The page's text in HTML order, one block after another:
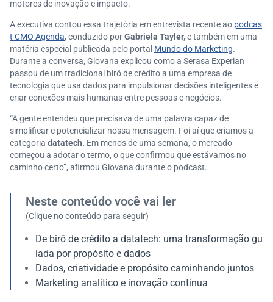
motores de inovação e impacto.
A executiva contou essa trajetória em entrevista recente ao podcas
t CMO Agenda, conduzido porGabriela Tayler,e também em uma
matéria especial publicada pelo portal Mundo do Marketing.
Durante a conversa, Giovana explicou como a Serasa Experian
passou de um tradicional birô de crédito a uma empresa de
tecnologia que usa dados para impulsionar decisões inteligentes e
criar conexões mais humanas entre pessoas e negócios.
“A gente entendeu que precisava de uma palavra capaz de
simplificar e potencializar nossa mensagem. Foi aí que criamos a
categoria datatech. Em menos de uma semana, o mercado
começou a adotar o termo, o que confirmou que estávamos no
caminho certo”, afirmou Giovana durante o podcast.
Neste conteúdo você vai ler
(Clique no conteúdo para seguir)
De birô de crédito a datatech: uma transformação gu
iada por propósito e dados
Dados, criatividade e propósito caminhando juntos
Marketing analítico e inovação contínua